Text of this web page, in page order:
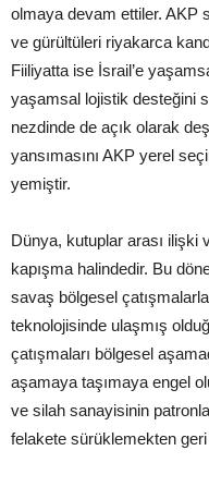
olmaya devam ettiler. AKP
ve gürültüleri riyakarca
Fiiliyatta ise İsrail’e
yaşamsal lojistik desteğini
nezdinde de açık olarak
yansımasını AKP yerel
yemiştir.
Dünya, kutuplar arası ilişki
kapışma halindedir. Bu
savaş bölgesel
teknolojisinde ulaşmış
çatışmaları bölgesel
aşamaya taşımaya engel
ve silah sanayisinin
felakete sürüklemekten